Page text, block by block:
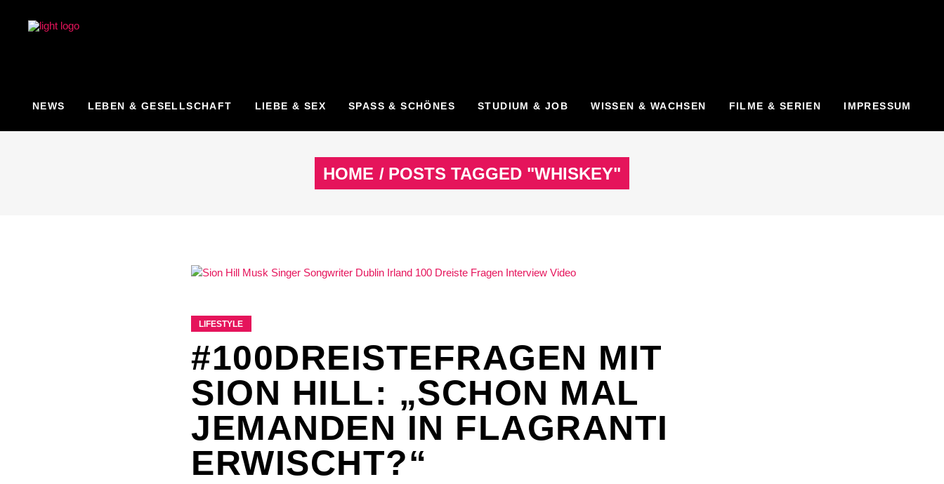
NEWS LEBEN & GESELLSCHAFT LIEBE & SEX SPASS & SCHÖNES STUDIUM & JOB WISSEN & WACHSEN FILME & SERIEN IMPRESSUM
HOME / POSTS TAGGED "WHISKEY"
LIFESTYLE
#100DREISTEFRAGEN MIT
SION HILL: „SCHON MAL
JEMANDEN IN FLAGRANTI
ERWISCHT?“